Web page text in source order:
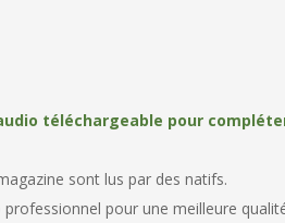
téléchargeable pour
sont lus par des natifs.
pour une meilleure